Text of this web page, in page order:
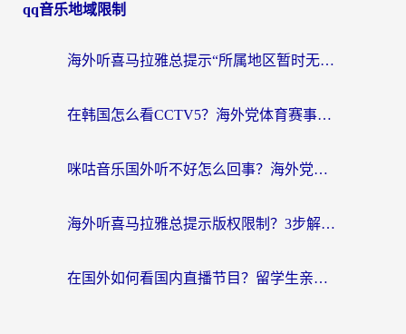
qq音乐地域限制
海外听喜马拉雅总提示“所属地区暂时无版权”？这个限制解除方法亲测有效！
在韩国怎么看CCTV5？海外党体育赛事+中文解说观看终极指南
咪咕音乐国外听不好怎么回事？海外党听歌自由的终极解决方案来了
海外听喜马拉雅总提示版权限制？3步解决+2个音乐平台问题全攻略
在国外如何看国内直播节目？留学生亲测有效的追剧加速指南